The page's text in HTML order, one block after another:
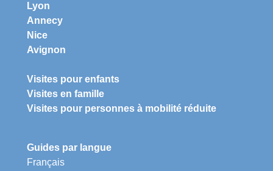
Lyon
Annecy
Nice
Avignon
Visites pour enfants
Visites en famille
Visites pour personnes à mobilité réduite
Guides par langue
Français